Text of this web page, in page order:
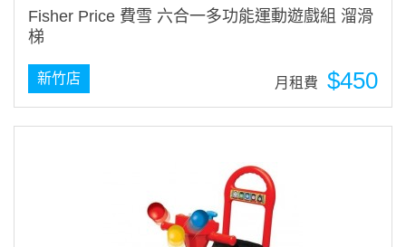
Fisher Price 費雪 六合一多功能運動遊戲組 溜滑
梯
$450
月租費
新竹店